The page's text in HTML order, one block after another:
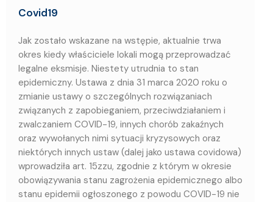
Covid19
Jak zostało wskazane na wstępie, aktualnie trwa
okres kiedy właściciele lokali mogą przeprowadzać
legalne eksmisje. Niestety utrudnia to stan
epidemiczny. Ustawa z dnia 31 marca 2020 roku o
zmianie ustawy o szczególnych rozwiązaniach
związanych z zapobieganiem, przeciwdziałaniem i
zwalczaniem COVID-19, innych chorób zakaźnych
oraz wywołanych nimi sytuacji kryzysowych oraz
niektórych innych ustaw (dalej jako ustawa covidowa)
wprowadziła art. 15zzu, zgodnie z którym w okresie
obowiązywania stanu zagrożenia epidemicznego albo
stanu epidemii ogłoszonego z powodu COVID-19 nie